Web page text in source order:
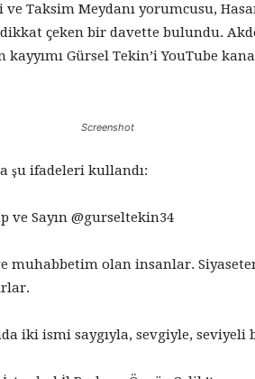
ve Taksim Meydanı yorumcusu,
çeken bir davette bulundu.
kayyımı Gürsel Tekin’i YouTube
Screenshot
şu ifadeleri kullandı:
ve Sayın @gurseltekin34
muhabbetim olan insanlar.
iki ismi saygıyla, sevgiyle,